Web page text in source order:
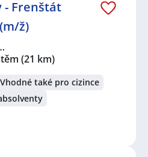
- Frenštát
ž)
(21 km)
Vhodné také pro cizince